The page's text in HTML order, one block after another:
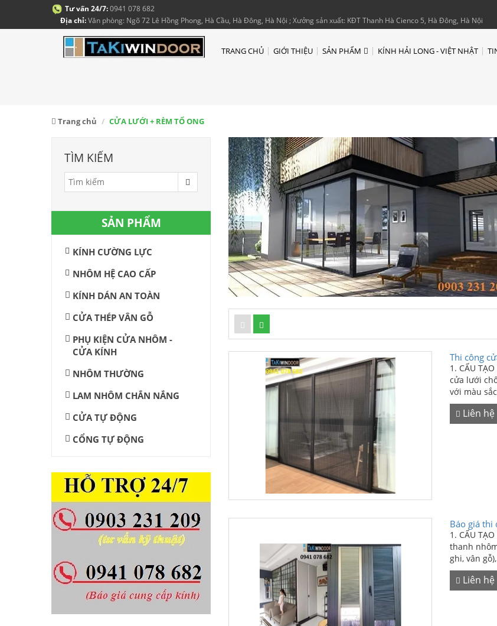
Tư vấn 24/7:0941 078 682
Địa chỉ:Văn phòng: Ngõ 72 Lê Hồng Phong, Hà Cầu, Hà Đông, Hà Nội ; Xưởng sản xuất: KĐT Thanh Hà Cienco 5, Hà Đông, Hà Nội
TRANG CHỦ GIỚI THIỆU SẢN PHẨM KÍNH HẢI LONG - VIỆT NHẬT
Trang chủ CỬA LƯỚI + RÈM TỔ ONG
TÌM KIẾM
SẢN PHẨM
KÍNH CƯỜNG LỰC
NHÔM HỆ CAO CẤP
KÍNH DÁN AN TOÀN
CỬA THÉP VÂN GỖ
PHỤ KIỆN CỬA NHÔM -
CỬA KÍNH
NHÔM THƯỜNG
LAM NHÔM CHẮN NẮNG
CỬA TỰ ĐỘNG
CỔNG TỰ ĐỘNG
Thi công
1. CẤU
cửa lưới
với màu
Liên hệ
Báo giá thi
1. CẤU
thanh
ghi, vân
Liên hệ